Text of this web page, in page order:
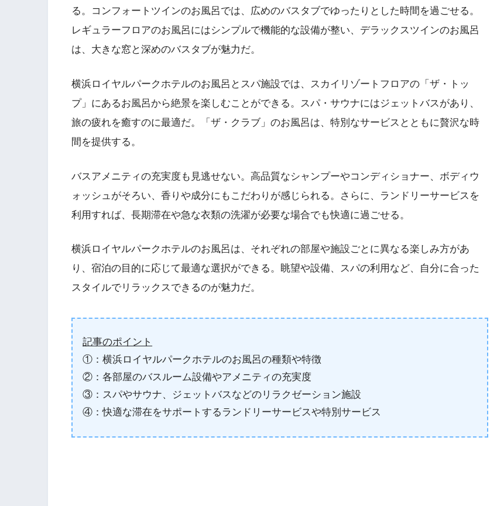
る。コンフォートツインのお風呂では、広めのバスタブでゆったりとした時間を過ごせる。
レギュラーフロアのお風呂にはシンプルで機能的な設備が整い、デラックスツインのお風呂
は、大きな窓と深めのバスタブが魅力だ。
横浜ロイヤルパークホテルのお風呂とスパ施設では、スカイリゾートフロアの「ザ・トッ
プ」にあるお風呂から絶景を楽しむことができる。スパ・サウナにはジェットバスがあり、
旅の疲れを癒すのに最適だ。「ザ・クラブ」のお風呂は、特別なサービスとともに贅沢な時
間を提供する。
バスアメニティの充実度も見逃せない。高品質なシャンプーやコンディショナー、ボディウ
ォッシュがそろい、香りや成分にもこだわりが感じられる。さらに、ランドリーサービスを
利用すれば、長期滞在や急な衣類の洗濯が必要な場合でも快適に過ごせる。
横浜ロイヤルパークホテルのお風呂は、それぞれの部屋や施設ごとに異なる楽しみ方があ
り、宿泊の目的に応じて最適な選択ができる。眺望や設備、スパの利用など、自分に合った
スタイルでリラックスできるのが魅力だ。
記事のポイント
①：横浜ロイヤルパークホテルのお風呂の種類や特徴
②：各部屋のバスルーム設備やアメニティの充実度
③：スパやサウナ、ジェットバスなどのリラクゼーション施設
④：快適な滞在をサポートするランドリーサービスや特別サービス